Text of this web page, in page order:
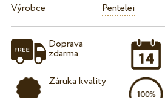
Výrobce
Pentelei
Doprava
zdarma
Záruka kvality